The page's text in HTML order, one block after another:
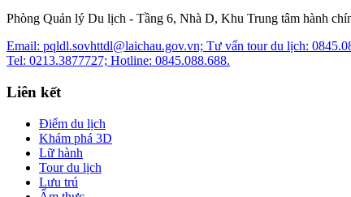
Phòng Quản lý Du lịch - Tầng 6, Nhà D, Khu Trung tâm hành
Email: pqldl.sovhttdl@laichau.gov.vn; Tư vấn tour du lịch:
Tel: 0213.3877727; Hotline: 0845.088.688.
Liên kết
Điểm du lịch
Khám phá 3D
Lữ hành
Tour du lịch
Lưu trú